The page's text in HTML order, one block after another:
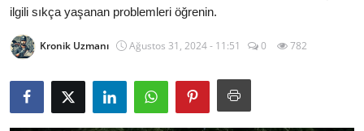
Muayene & Ruhsat
Sorgulamalar
ilgili sıkça yaşanan problemleri öğrenin.
Kronik Uzmanı Ağustos 31, 2024 - 11:51 0 782